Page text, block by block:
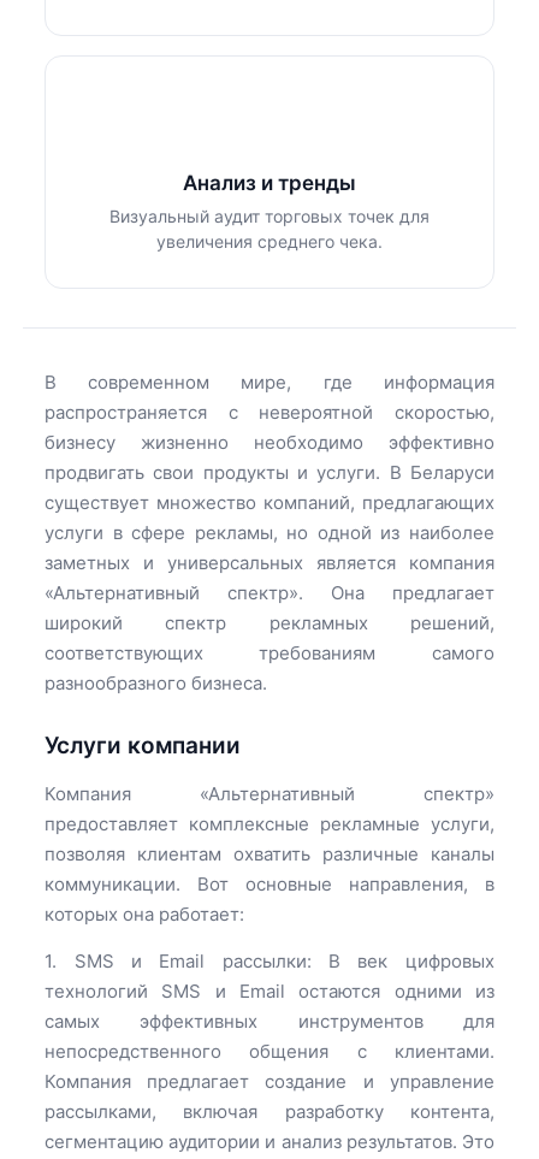
Анализ и тренды
Визуальный аудит торговых точек для
увеличения среднего чека.
В современном мире, где информация
распространяется с невероятной скоростью,
бизнесу жизненно необходимо эффективно
продвигать свои продукты и услуги. В Беларуси
существует множество компаний, предлагающих
услуги в сфере рекламы, но одной из наиболее
заметных и универсальных является компания
«Альтернативный спектр». Она предлагает
широкий спектр рекламных решений,
соответствующих требованиям самого
разнообразного бизнеса.
Услуги компании
Компания «Альтернативный спектр»
предоставляет комплексные рекламные услуги,
позволяя клиентам охватить различные каналы
коммуникации. Вот основные направления, в
которых она работает:
1. SMS и Email рассылки: В век цифровых
технологий SMS и Email остаются одними из
самых эффективных инструментов для
непосредственного общения с клиентами.
Компания предлагает создание и управление
рассылками, включая разработку контента,
сегментацию аудитории и анализ результатов. Это